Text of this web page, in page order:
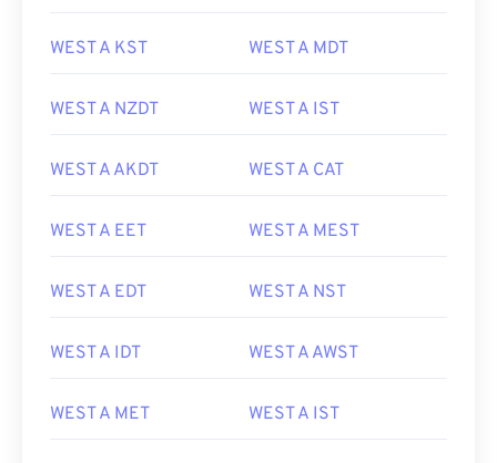
WEST A KST WEST A MDT
WEST A NZDT WEST A IST
WEST A AKDT WEST A CAT
WEST A EET WEST A MEST
WEST A EDT WEST A NST
WEST A IDT WEST A AWST
WEST A MET WEST A IST